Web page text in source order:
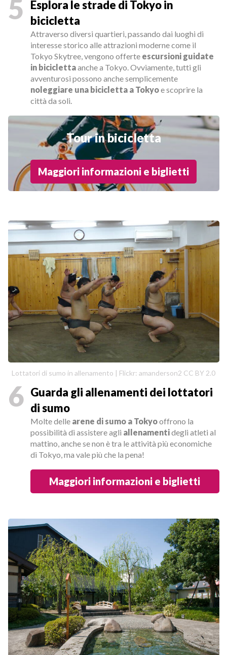
5 Esplora le strade di Tokyo in
bicicletta
Attraverso diversi quartieri, passando dai luoghi di
interesse storico alle attrazioni moderne come il
Tokyo Skytree, vengono offerte escursioni guidate
in biciclettaanche a Tokyo. Ovviamente, tutti gli
avventurosi possono anche semplicemente
noleggiare una bicicletta a Tokyoe scoprire la
città da soli.
Tour in bicicletta
Maggiori informazioni e biglietti
Lottatori di sumo in allenamento | Flickr: amanderson2 CC BY 2.0
6 Guarda gli allenamenti dei lottatori
di sumo
Molte delle arene di sumo a Tokyooffrono la
possibilità di assistere agli allenamentidegli atleti al
mattino, anche se non è tra le attività più economiche
di Tokyo, ma vale più che la pena!
Maggiori informazioni e biglietti